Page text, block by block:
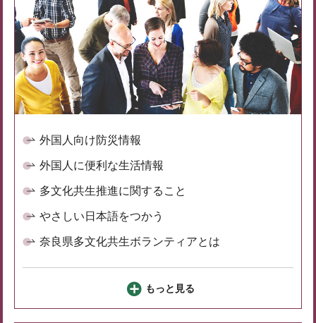
外国人向け防災情報
外国人に便利な生活情報
多文化共生推進に関すること
やさしい日本語をつかう
奈良県多文化共生ボランティアとは
もっと見る